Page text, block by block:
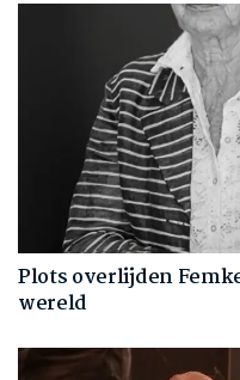
Plots overlijden
wereld